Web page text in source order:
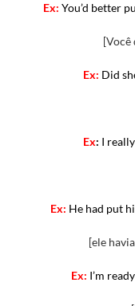
Ex:You’d better
[Você
Ex: Did
Ex: I
Ex: He had put
[ele
Ex: I’m